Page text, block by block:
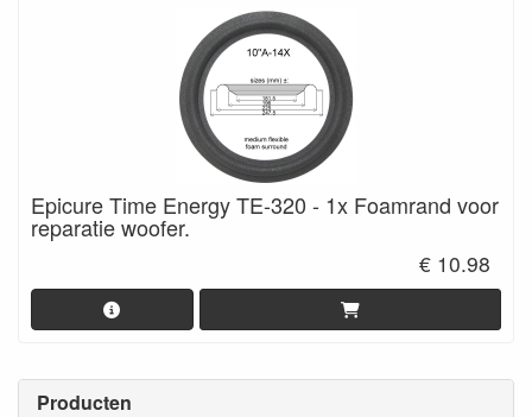
Producten
Epicure Time Energy TE-320 - 1x Foamrand voor
reparatie woofer.
€ 10.98